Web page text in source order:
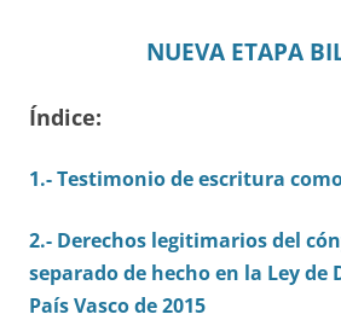
NUEVA ETAPA
Índice:
1.-Testimonio de escritura
2.- Derechos legitimarios del
separado de hecho en la Ley de
País Vasco de 2015